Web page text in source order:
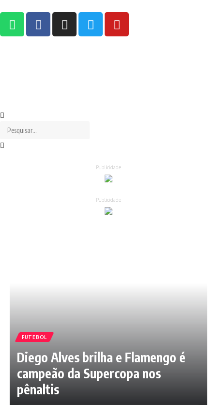
Publicidade
Publicidade
FUTEBOL
Diego Alves brilha e Flamengo é
campeão da Supercopa nos
pênaltis